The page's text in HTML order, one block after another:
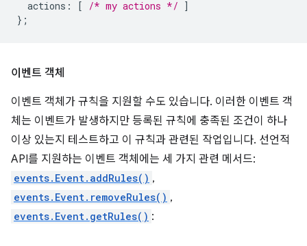
actions : [ /* my actions */ ]
};
이벤트 객체
이벤트 객체가 규칙을 지원할 수도 있습니다. 이러한 이벤트 객
체는 이벤트가 발생하지만 등록된 규칙에 충족된 조건이 하나
이상 있는지 테스트하고 이 규칙과 관련된 작업입니다. 선언적
API를 지원하는 이벤트 객체에는 세 가지 관련 메서드:
events.Event.addRules() ,
events.Event.removeRules() ,
events.Event.getRules() :